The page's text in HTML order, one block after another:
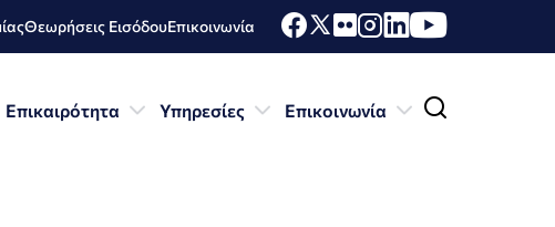
Θεωρήσεις ΕισόδουΕπικοινωνία
Επικαιρότητα Υπηρεσίες Επικοινωνία